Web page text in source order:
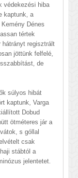
védekezési hiba
kaptunk, a
Dénes
tértek
hátrányt regisztrált
jöttünk felfelé,
de
súlyos hibát
kaptunk, Varga
Dobud
ötméteres jár a
s góllal
csak
stábtól a
jelentetet.